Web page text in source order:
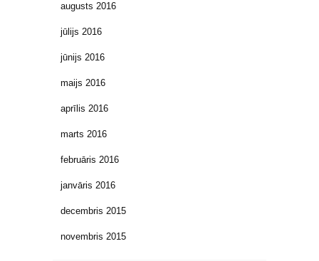
augusts 2016
jūlijs 2016
jūnijs 2016
maijs 2016
aprīlis 2016
marts 2016
februāris 2016
janvāris 2016
decembris 2015
novembris 2015